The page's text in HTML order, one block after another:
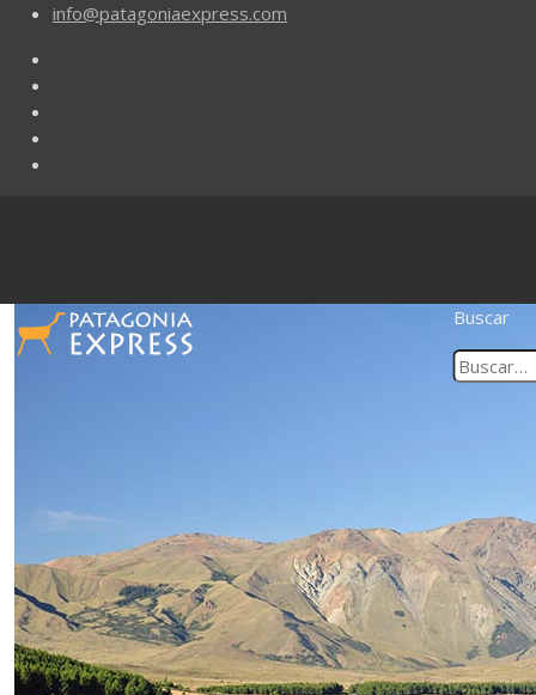
info@patagoniaexpress.com
Buscar